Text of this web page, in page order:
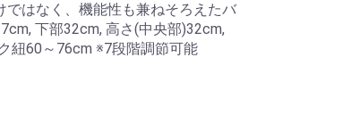
はなく、機能性も兼ねそろえたバ
下部32cm, 高さ(中央部)32cm,
紐60～76cm ※7段階調節可能